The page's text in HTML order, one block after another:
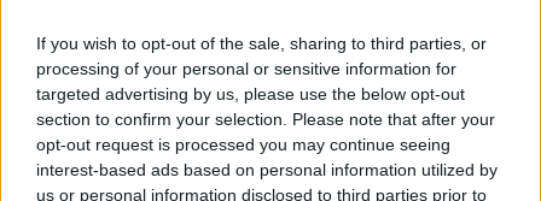
If you wish to opt-out of the sale, sharing to third parties, or
processing of your personal or sensitive information for
targeted advertising by us, please use the below opt-out
section to confirm your selection. Please note that after your
opt-out request is processed you may continue seeing
interest-based ads based on personal information utilized by
us or personal information disclosed to third parties prior to
1 2
LE MIGLIORI OFFERTE AMAZON